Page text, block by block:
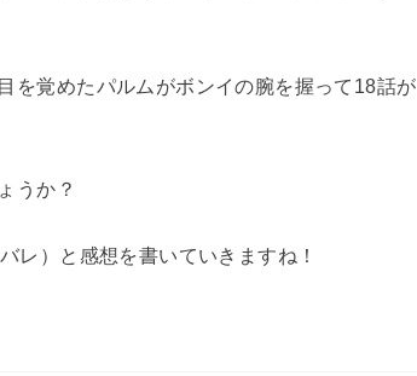
を覚めたパルムがボンイの腕を握って18話が
うか？
レ）と感想を書いていきますね！